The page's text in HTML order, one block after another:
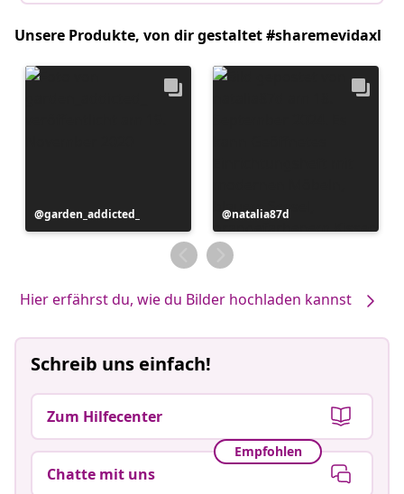
Unsere Produkte, von dir gestaltet #sharemevidaxl
Beitrag
veröffentlicht
garden_addicted_
Beitrag
veröffentlicht
von
natalia87d
Hier erfährst du, wie du Bilder hochladen kannst
Schreib uns einfach!
Zum Hilfecenter
Empfohlen
Chatte mit uns